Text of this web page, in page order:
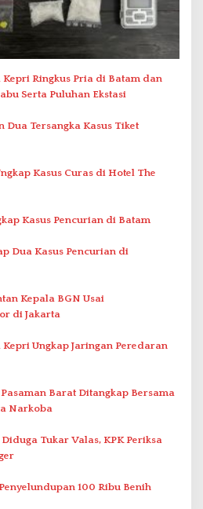
Ringkus Pria di Batam dan
Serta Puluhan Ekstasi
Dua Tersangka Kasus Tiket
Kasus Curas di Hotel The
Kasus Pencurian di Batam
Dua Kasus Pencurian di
Kepala BGN Usai
di Jakarta
Ungkap Jaringan Peredaran
Barat Ditangkap Bersama
Narkoba
Tukar Valas, KPK Periksa
100 Ribu Benih